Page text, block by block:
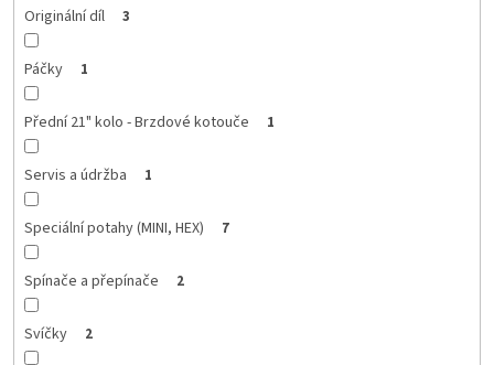
Originální díl 3
Páčky 1
Přední 21" kolo - Brzdové kotouče 1
Servis a údržba 1
Speciální potahy (MINI, HEX) 7
Spínače a přepínače 2
Svíčky 2